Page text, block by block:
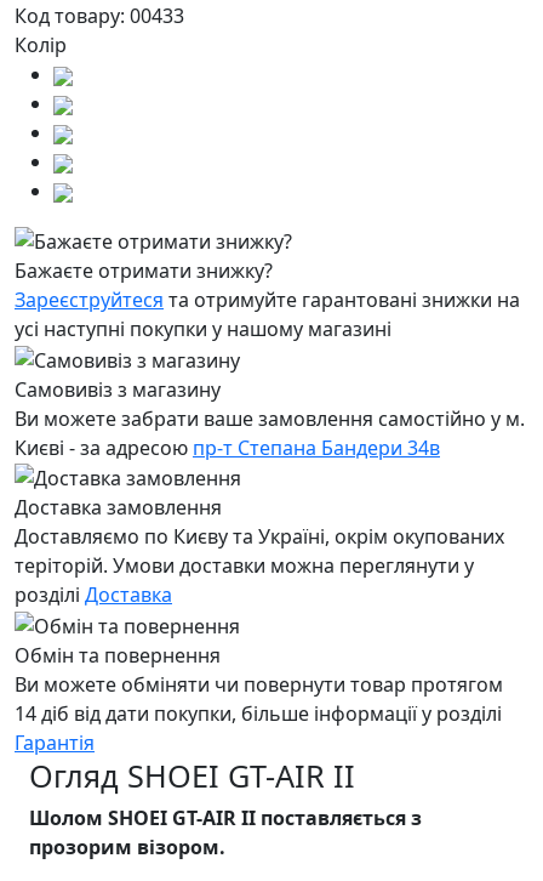
Код товару: 00433
Колір
Бажаєте отримати знижку?
Зареєструйтеся та отримуйте гарантовані знижки на
усі наступні покупки у нашому магазині
Самовивіз з магазину
Ви можете забрати ваше замовлення самостійно у м.
Києві - за адресою пр-т Степана Бандери 34в
Доставка замовлення
Доставляємо по Києву та Україні, окрім окупованих
теріторій. Умови доставки можна переглянути у
розділі Доставка
Обмін та повернення
Ви можете обміняти чи повернути товар протягом
14 діб від дати покупки, більше інформації у розділі
Гарантія
Огляд SHOEI GT-AIR II
Шолом SHOEI GT-AIR II поставляється з
прозорим візором.